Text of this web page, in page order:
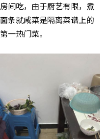
房间吃，由于厨艺有限，煮
面条就咸菜是隔离菜谱上的
第一热门菜。